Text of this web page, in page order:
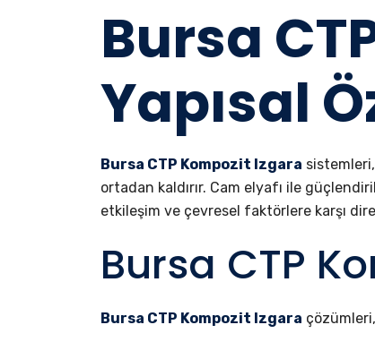
Bursa
Yapısal
Bursa CTP Kompozit Izgara
ortadan kaldırır. Cam elyafı ile
etkileşim ve çevresel faktörlere karşı
Bursa CTP
Bursa CTP Kompozit Izgara